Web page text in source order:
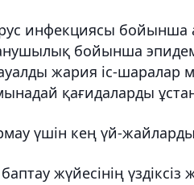
инфекциясы бойынша
бойынша
жария іс-шаралар
қағидаларды
үшін кең үй-
жүйесінің үздіксіз